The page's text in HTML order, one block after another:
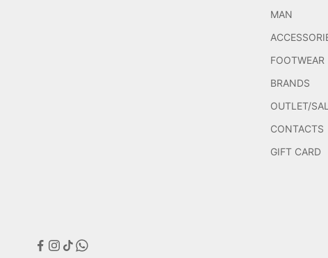
MAN
FOOTWEAR
BRANDS
OUTLET/
CONTACTS
GIFT CARD